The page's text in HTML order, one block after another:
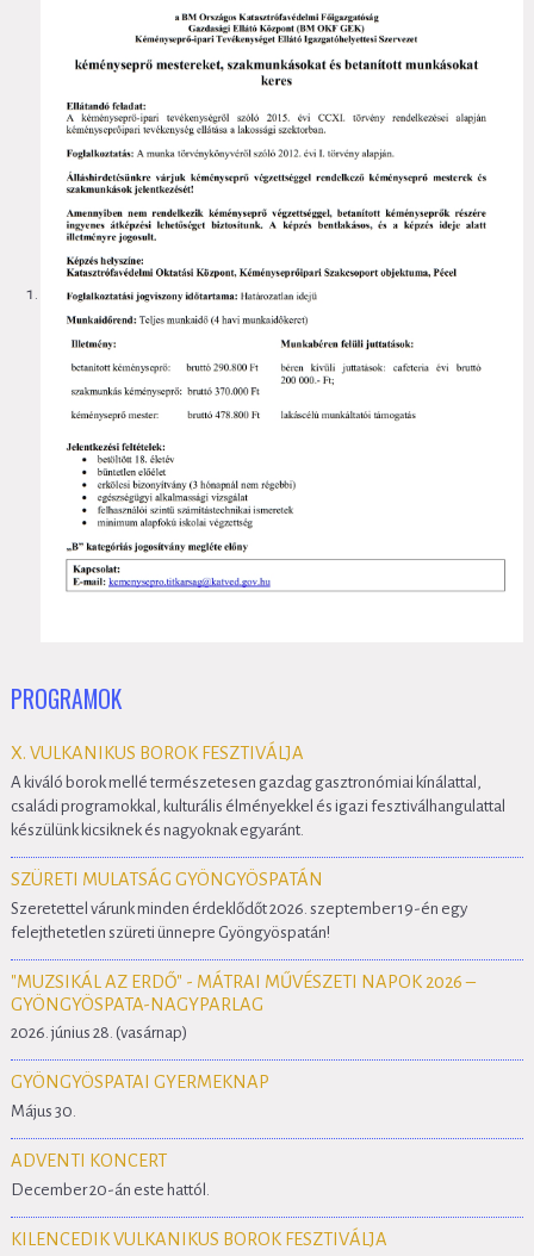
PROGRAMOK
X. VULKANIKUS BOROK FESZTIVÁLJA
A kiváló borok mellé természetesen gazdag gasztronómiai kínálattal,
családi programokkal, kulturális élményekkel és igazi fesztiválhangulattal
készülünk kicsiknek és nagyoknak egyaránt.
SZÜRETI MULATSÁG GYÖNGYÖSPATÁN
Szeretettel várunk minden érdeklődőt 2026. szeptember 19-én egy
felejthetetlen szüreti ünnepre Gyöngyöspatán!
"MUZSIKÁL AZ ERDŐ" - MÁTRAI MŰVÉSZETI NAPOK 2026 –
GYÖNGYÖSPATA-NAGYPARLAG
2026. június 28. (vasárnap)
GYÖNGYÖSPATAI GYERMEKNAP
Május 30.
ADVENTI KONCERT
December 20-án este hattól.
KILENCEDIK VULKANIKUS BOROK FESZTIVÁLJA